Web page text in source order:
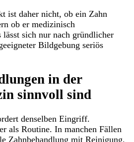
ist daher nicht, ob ein Zahn
ob er medizinisch
sich nur nach gründlicher
Bildgebung seriös
in der
sinnvoll sind
denselben Eingriff.
als Routine. In manchen Fällen
Zahnbehandlung mit Reinigung,